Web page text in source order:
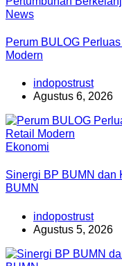
News
Perum BULOG
Modern
indopostrust
Agustus 6, 2026
Ekonomi
Sinergi BP BUMN dan
BUMN
indopostrust
Agustus 5, 2026